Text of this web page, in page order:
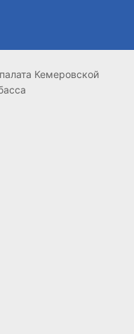
Кемеровской